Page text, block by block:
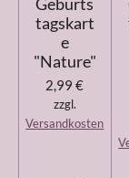
tagskart
e
"Nature"
2,99 €
zzgl.
Versandkosten